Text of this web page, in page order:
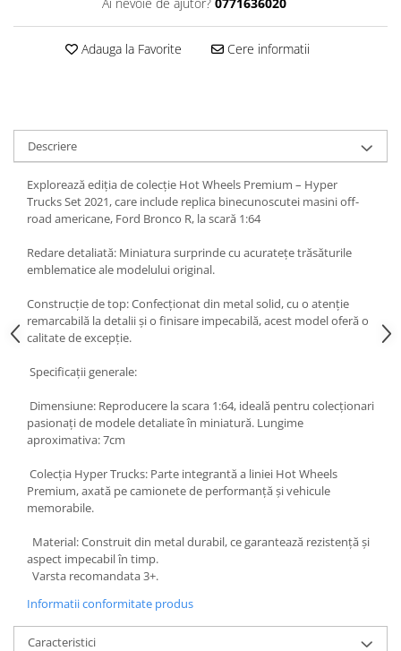
Papusi miniaturale
MACHETE MOTOCICLETE SI
BICICLETE
de Raliu la Diverse Scari
MACHETE VEHICULE INTERVENTIE
MINI DIORAME
Seturi HOTWHEELS
MACHETE
Articole Petrecere
ARTICOLE PENTRU VALENTINE'S
BALOANE MUZICALE
BALOANE SUPERSHAPE SI JUMBO
DECORATIUNI CRACIUN SI ANUL
NOU
DECORATIUNI PETRECERE
CARNAVAL
LUMANARI PETRECERI ANIVERSARI
POSTERE PENTRU PERETE SI
ACCESORII
Costume Petrecere
BODY - BUST
COSTUME BAIETI SI PELERINE
COSTUME PETRECERE ADULTI
COSTUME SI ACCESORII
Adauga la Favorite Cere informatii
Descriere
Explorează ediția de colecție Hot Wheels Premium – Hyper
Trucks Set 2021, care include replica binecunoscutei masini off-
road americane, Ford Bronco R, la scară 1:64
Redare detaliată: Miniatura surprinde cu acuratețe trăsăturile
emblematice ale modelului original.
Construcție de top: Confecționat din metal solid, cu o atenție
remarcabilă la detalii și o finisare impecabilă, acest model oferă o
calitate de excepție.
Specificații generale:
Dimensiune: Reproducere la scara 1:64, ideală pentru colecționari
pasionați de modele detaliate în miniatură. Lungime
aproximativa: 7cm
Colecția Hyper Trucks: Parte integrantă a liniei Hot Wheels
Premium, axată pe camionete de performanță și vehicule
memorabile.
Material: Construit din metal durabil, ce garantează rezistență și
aspect impecabil în timp.
Varsta recomandata 3+.
Informatii conformitate produs
Caracteristici